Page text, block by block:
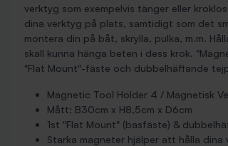
verktyg som exempelvis tänger eller
dina verktyg på plats, samtidigt som det
montera din på båt, skrylla, pulka, m.m.
skall kunna hänga beten i dess krok.
"Flat Mount"-fäste och dubbelhäftande
Magnetic Tool Holder 4 / Magnetisk
Mått: B30cm x H8,5cm x D6cm
1st "Flat Mount" (basfäste) &
Starka magneter hjälper att hålla dina